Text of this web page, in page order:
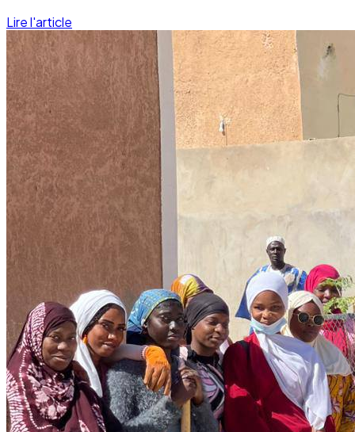
Citoyenneté
20 November 2025